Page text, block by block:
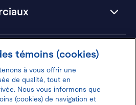
témoins (cookies)
à vous offrir une
de qualité, tout en
Nous vous informons que
(cookies) de navigation et